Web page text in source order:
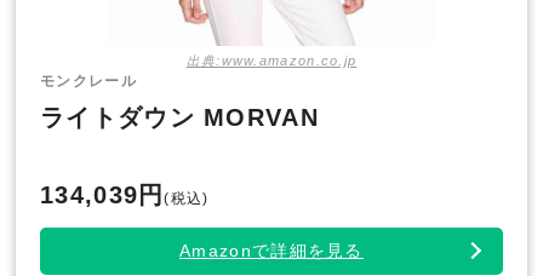
出典:www.amazon.co.jp
モンクレール
ライトダウン MORVAN
134,039円(税込)
Amazonで詳細を見る